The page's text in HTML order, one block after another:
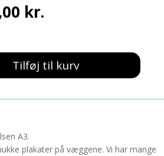
kr..
kr.
er:
59,00 kr..
Tilføj til kurv
A3.
plakater på væggene. Vi har mange